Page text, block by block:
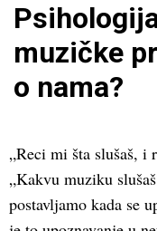
muzičke
o nama?
„Reci mi šta slušaš,
„Kakvu muziku
postavljamo kada se